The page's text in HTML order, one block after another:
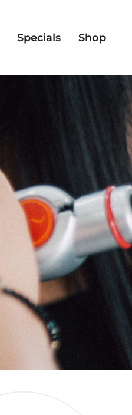
Specials Shop